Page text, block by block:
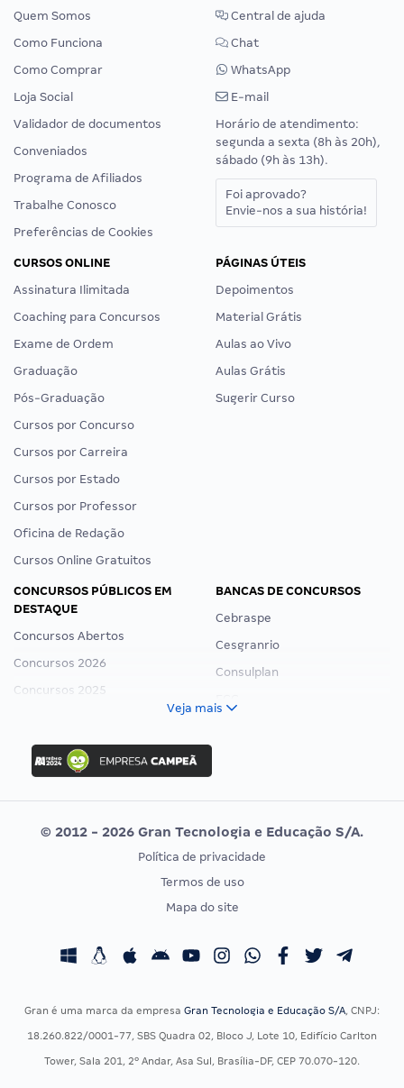
Quem Somos
Como Funciona
Como Comprar
Loja Social
Validador de documentos
Conveniados
Programa de Afiliados
Trabalhe Conosco
Preferências de Cookies
Central de ajuda
Chat
WhatsApp
E-mail
Horário de atendimento:
segunda a sexta (8h às 20h),
sábado (9h às 13h).
Foi aprovado?
Envie-nos a sua história!
CURSOS ONLINE
Assinatura Ilimitada
Coaching para Concursos
Exame de Ordem
Graduação
Pós-Graduação
Cursos por Concurso
Cursos por Carreira
Cursos por Estado
Cursos por Professor
Oficina de Redação
Cursos Online Gratuitos
PÁGINAS ÚTEIS
Depoimentos
Material Grátis
Aulas ao Vivo
Aulas Grátis
Sugerir Curso
CONCURSOS PÚBLICOS EM
DESTAQUE
Concursos Abertos
Concursos 2026
Concursos 2025
Concurso Ibama
Concurso MPU
Editais publicados
BANCAS DE CONCURSOS
Cebraspe
Cesgranrio
Consulplan
Vunesp
CONCURSOS POR PROFISSÃO
Concursos Fiscais
Concursos Saúde
EXAME DE ORDEM
Calendário OAB
Veja mais
© 2012 - 2026 Gran Tecnologia e Educação S/A.
Política de privacidade
Termos de uso
Mapa do site
Gran é uma marca da empresa Gran Tecnologia e Educação S/A, CNPJ:
18.260.822/0001-77, SBS Quadra 02, Bloco J, Lote 10, Edifício Carlton
Tower, Sala 201, 2º Andar, Asa Sul, Brasília-DF, CEP 70.070-120.